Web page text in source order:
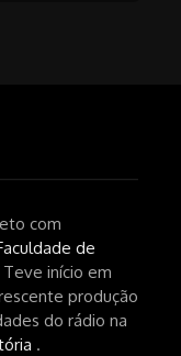
com
de
Teve início em
produção
do rádio na
.